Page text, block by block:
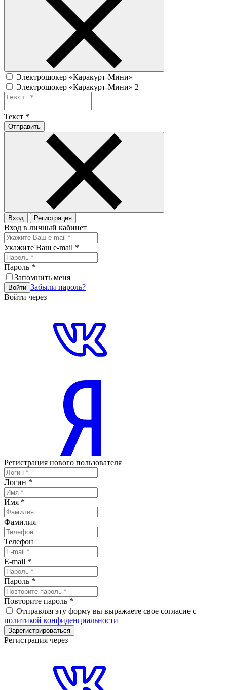
Электрошокер «Каракурт-Мини»
Электрошокер «Каракурт-Мини» 2
Текст *
Отправить
Вход Регистрация
Вход в личный кабинет
Укажите Ваш e-mail *
Пароль *
Запомнить меня
Войти Забыли пароль?
Войти через
Регистрация нового пользователя
Логин *
Имя *
Фамилия
Телефон
E-mail *
Пароль *
Повторите пароль *
Отправляя эту форму вы выражаете свое согласие с
политикой конфиденциальности
Зарегистрироваться
Регистрация через